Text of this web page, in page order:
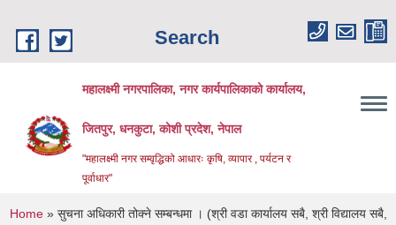
Search
महालक्ष्मी नगरपालिका, नगर कार्यपालिकाको कार्यालय,
जितपुर, धनकुटा, कोशी प्रदेश, नेपाल
"महालक्ष्मी नगर सम्वृद्धिको आधारः कृषि, व्यापार , पर्यटन र
पूर्वाधार"
You are here
Home» सुचना अधिकारी तोक्ने सम्बन्धमा । (श्री वडा कार्यालय सबै, श्री विद्यालय सबै,